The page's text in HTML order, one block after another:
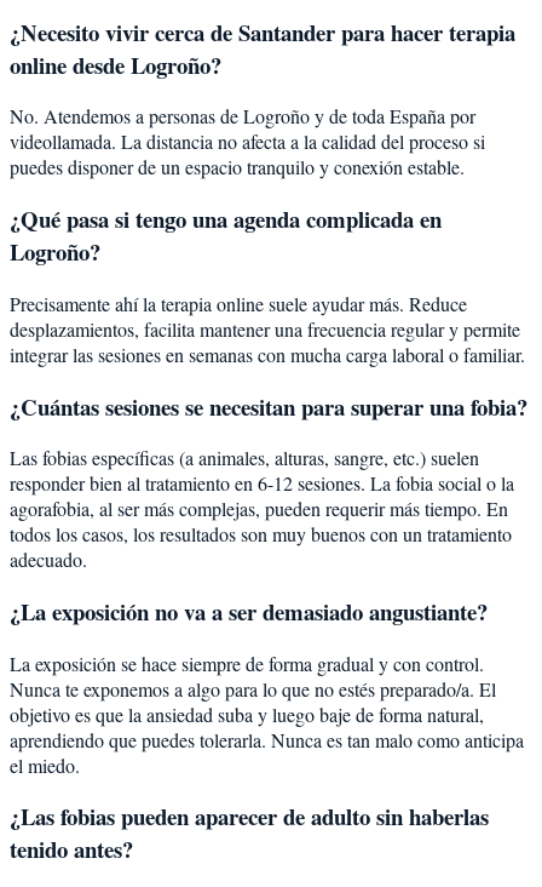
¿Necesito vivir cerca de Santander para hacer terapia
online desde Logroño?
No. Atendemos a personas de Logroño y de toda España por
videollamada. La distancia no afecta a la calidad del proceso si
puedes disponer de un espacio tranquilo y conexión estable.
¿Qué pasa si tengo una agenda complicada en
Logroño?
Precisamente ahí la terapia online suele ayudar más. Reduce
desplazamientos, facilita mantener una frecuencia regular y permite
integrar las sesiones en semanas con mucha carga laboral o familiar.
¿Cuántas sesiones se necesitan para superar una fobia?
Las fobias específicas (a animales, alturas, sangre, etc.) suelen
responder bien al tratamiento en 6-12 sesiones. La fobia social o la
agorafobia, al ser más complejas, pueden requerir más tiempo. En
todos los casos, los resultados son muy buenos con un tratamiento
adecuado.
¿La exposición no va a ser demasiado angustiante?
La exposición se hace siempre de forma gradual y con control.
Nunca te exponemos a algo para lo que no estés preparado/a. El
objetivo es que la ansiedad suba y luego baje de forma natural,
aprendiendo que puedes tolerarla. Nunca es tan malo como anticipa
el miedo.
¿Las fobias pueden aparecer de adulto sin haberlas
tenido antes?